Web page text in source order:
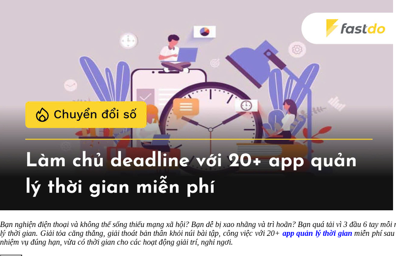
Bạn nghiện điện thoại và không thể sống thiếu mạng xã hội? Bạn dễ bị xao nhãng và trì hoãn? Bạn quá tải vì 3 đầu 6 tay
lý thời gian. Giải tỏa căng thẳng, giải thoát bản thân khỏi núi bài tập, công việc với 20+ app quản lý thời gian miễn phí
nhiệm vụ đúng hạn, vừa có thời gian cho các hoạt động giải trí, nghỉ ngơi.